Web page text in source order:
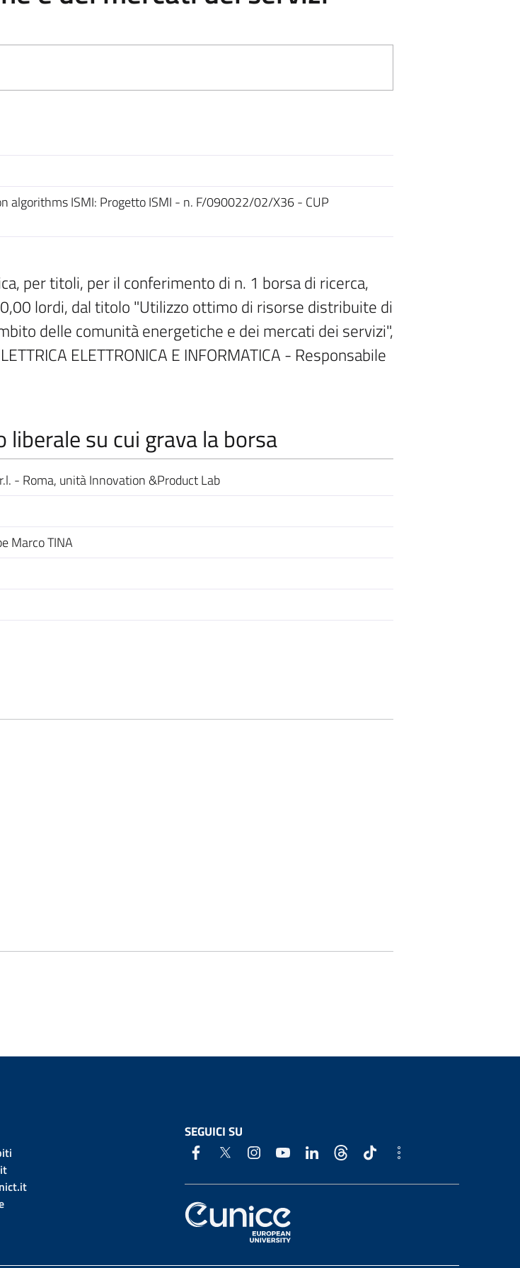
algorithms ISMI: Progetto ISMI - n. F/090022/02/X36 - CUP
per titoli, per il conferimento di n. 1 borsa di ricerca,
lordi, dal titolo "Utilizzo ottimo di risorse distribuite di
delle comunità energetiche e dei mercati dei servizi",
ELETTRONICA E INFORMATICA - Responsabile
su cui grava la borsa
- Roma, unità Innovation &Product Lab
Marco TINA
SEGUICI SU